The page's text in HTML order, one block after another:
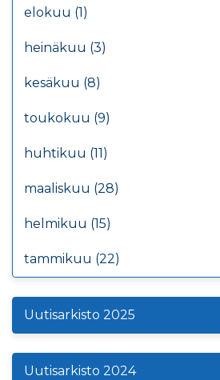
elokuu (1)
heinäkuu (3)
kesäkuu (8)
toukokuu (9)
huhtikuu (11)
maaliskuu (28)
helmikuu (15)
tammikuu (22)
Uutisarkisto 2025
Uutisarkisto 2024